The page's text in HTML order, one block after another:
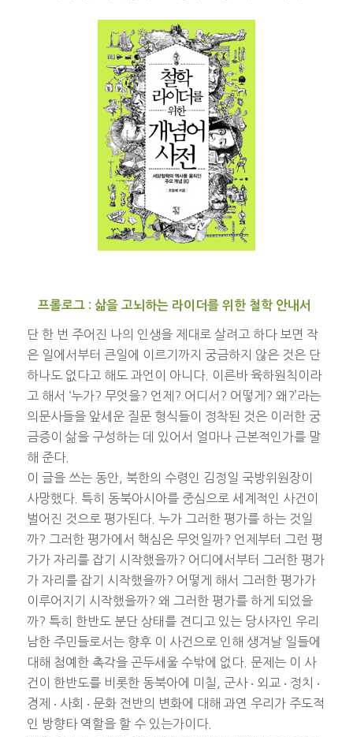
프롤로그 : 삶을 고뇌하는 라이더를 위한 철학 안내서
단 한 번 주어진 나의 인생을 제대로 살려고 하다 보면 작
은 일에서부터 큰일에 이르기까지 궁금하지 않은 것은 단
하나도 없다고 해도 과언이 아니다. 이른바 육하원칙이라
고 해서 ‘누가? 무엇을? 언제? 어디서? 어떻게? 왜?’라는
의문사들을 앞세운 질문 형식들이 정착된 것은 이러한 궁
금증이 삶을 구성하는 데 있어서 얼마나 근본적인가를 말
해 준다.
이 글을 쓰는 동안, 북한의 수령인 김정일 국방위원장이
사망했다. 특히 동북아시아를 중심으로 세계적인 사건이
벌어진 것으로 평가된다. 누가 그러한 평가를 하는 것일
까? 그러한 평가에서 핵심은 무엇일까? 언제부터 그런 평
가가 자리를 잡기 시작했을까? 어디에서부터 그러한 평가
가 자리를 잡기 시작했을까? 어떻게 해서 그러한 평가가
이루어지기 시작했을까? 왜 그러한 평가를 하게 되었을
까? 특히 한반도 분단 상태를 견디고 있는 당사자인 우리
남한 주민들로서는 향후 이 사건으로 인해 생겨날 일들에
대해 첨예한 촉각을 곤두세울 수밖에 없다. 문제는 이 사
건이 한반도를 비롯한 동북아에 미칠, 군사 ‧ 외교 ‧ 정치 ‧
경제 ‧ 사회 ‧ 문화 전반의 변화에 대해 과연 우리가 주도적
인 방향타 역할을 할 수 있는가이다.